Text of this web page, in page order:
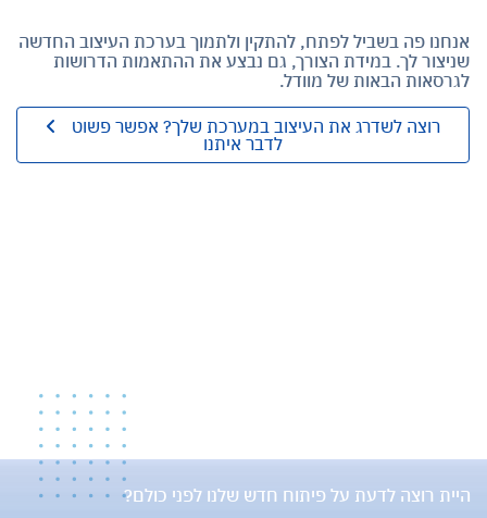
אנחנו פה בשביל לפתח, להתקין ולתמוך בערכת העיצוב החדשה
שניצור לך. במידת הצורך, גם נבצע את ההתאמות הדרושות
לגרסאות הבאות של מוודל.
לדבר איתנו
היית רוצה לדעת על פיתוח חדש שלנו לפני כולם?